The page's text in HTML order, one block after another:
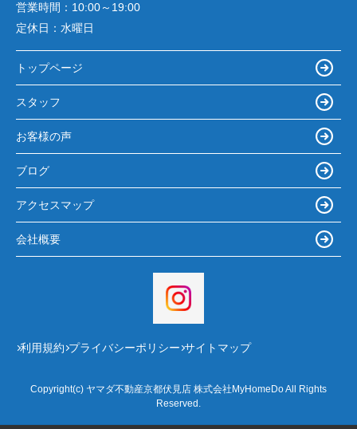
営業時間： 10:00～19:00
定休日： 水曜日
トップページ
スタッフ
お客様の声
ブログ
アクセスマップ
会社概要
利用規約 プライバシーポリシー サイトマップ
Copyright(c) ヤマダ不動産京都伏見店 株式会社MyHomeDo All Rights
Reserved.